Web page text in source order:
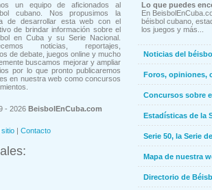
un equipo de aficionados al
cubano. Nos propusimos la
de desarrollar esta web con el
de brindar información sobre el
en Cuba y su Serie Nacional.
noticias, reportajes,
de debate, juegos online y mucho
buscamos mejorar y ampliar
por lo que pronto publicaremos
en nuestra web como concursos
- 2026 BeisbolEnCuba.com
sitio | Contacto
Lo que puedes
En
béisbol cubano,
los juegos y más...
Noticias del
Foros, opiniones,
Concursos sobre
Estadísticas de la
Serie 50, la Serie
Mapa de nuestra
Directorio de